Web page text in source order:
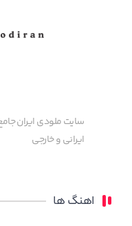
سایت ملودی ایران
ایرانی و خارجی
اهنگ ها